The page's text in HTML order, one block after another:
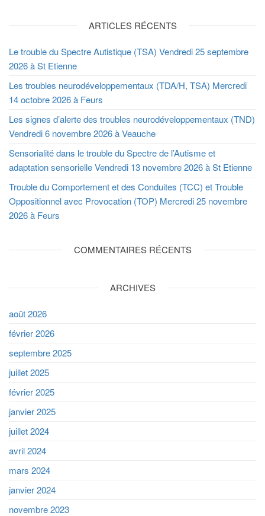
ARTICLES RÉCENTS
Le trouble du Spectre Autistique (TSA) Vendredi 25 septembre
2026 à St Etienne
Les troubles neurodéveloppementaux (TDA/H, TSA) Mercredi
14 octobre 2026 à Feurs
Les signes d’alerte des troubles neurodéveloppementaux (TND)
Vendredi 6 novembre 2026 à Veauche
Sensorialité dans le trouble du Spectre de l’Autisme et
adaptation sensorielle Vendredi 13 novembre 2026 à St Etienne
Trouble du Comportement et des Conduites (TCC) et Trouble
Oppositionnel avec Provocation (TOP) Mercredi 25 novembre
2026 à Feurs
COMMENTAIRES RÉCENTS
ARCHIVES
août 2026
février 2026
septembre 2025
juillet 2025
février 2025
janvier 2025
juillet 2024
avril 2024
mars 2024
janvier 2024
novembre 2023